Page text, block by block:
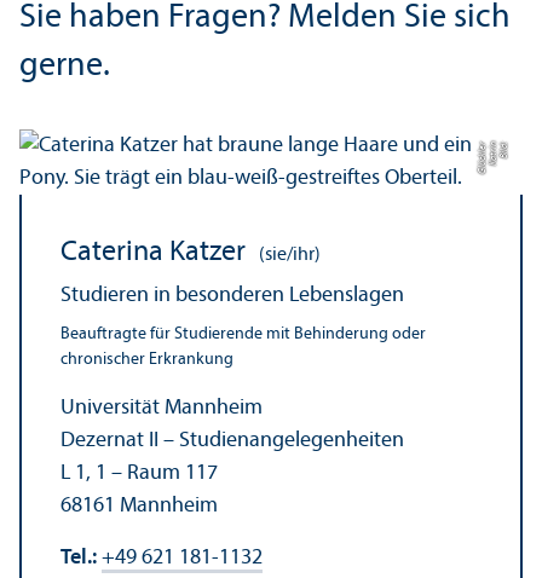
Sie haben Fragen? Melden Sie sich
gerne.
Bil
d:
K
a
t
ri
n
Gl
ü
c
kl
e
r
Caterina Katzer (sie/ihr)
Studieren in besonderen Lebens­lagen
Beauftragte für Studierende mit Behinderung oder
chronischer Erkrankung
Universität Mannheim
Dezernat II – Studien­angelegenheiten
L 1, 1 – Raum 117
68161 Mannheim
Tel.: +49 621 181-1132